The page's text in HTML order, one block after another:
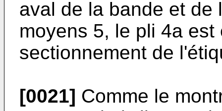
aval de la bande et de
moyens 5, le pli 4a
sectionnement de
[0021] Comme le